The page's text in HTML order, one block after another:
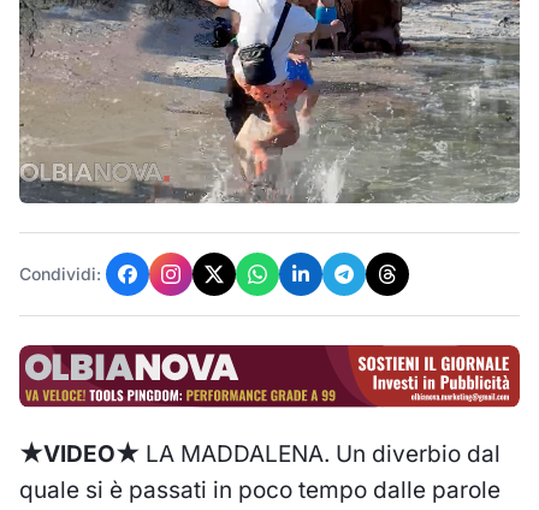
Condividi:
★VIDEO★ LA MADDALENA. Un diverbio dal
quale si è passati in poco tempo dalle parole